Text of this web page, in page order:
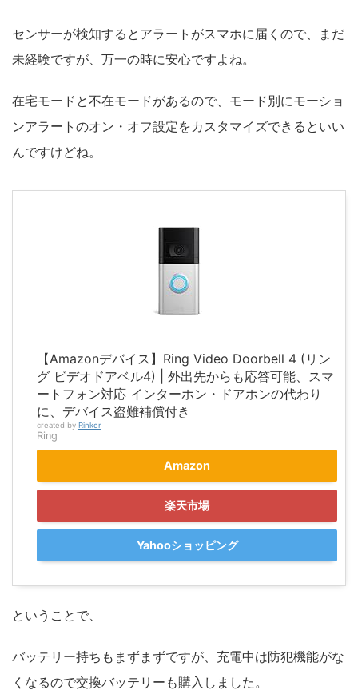
センサーが検知するとアラートがスマホに届くので、まだ
未経験ですが、万一の時に安心ですよね。
在宅モードと不在モードがあるので、モード別にモーショ
ンアラートのオン・オフ設定をカスタマイズできるといい
んですけどね。
【Amazonデバイス】Ring Video Doorbell 4 (リン
グ ビデオドアベル4) | 外出先からも応答可能、スマ
ートフォン対応 インターホン・ドアホンの代わり
に、デバイス盗難補償付き
created by Rinker
Ring
Amazon
楽天市場
Yahooショッピング
ということで、
バッテリー持ちもまずまずですが、充電中は防犯機能がな
くなるので交換バッテリーも購入しました。